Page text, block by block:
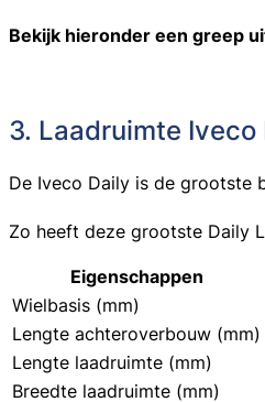
Bekijk hieronder een greep
3. Laadruimte
De Iveco Daily is de grootste
Zo heeft deze grootste Daily
Eigenschappen
Wielbasis (mm)
Lengte achteroverbouw (mm)
Lengte laadruimte (mm)
Breedte laadruimte (mm)